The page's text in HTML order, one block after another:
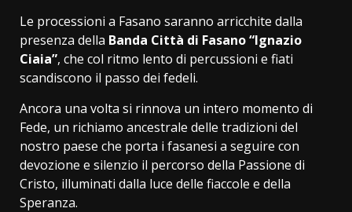
Le processioni a Fasano saranno arricchite dalla
presenza della Banda Città di Fasano “Ignazio
Ciaia”, che col ritmo lento di percussioni e fiati
scandiscono il passo dei fedeli.
Ancora una volta si rinnova un intero momento di
Fede, un richiamo ancestrale delle tradizioni del
nostro paese che porta i fasanesi a seguire con
devozione e silenzio il percorso della Passione di
Cristo, illuminati dalla luce delle fiaccole e della
Speranza.